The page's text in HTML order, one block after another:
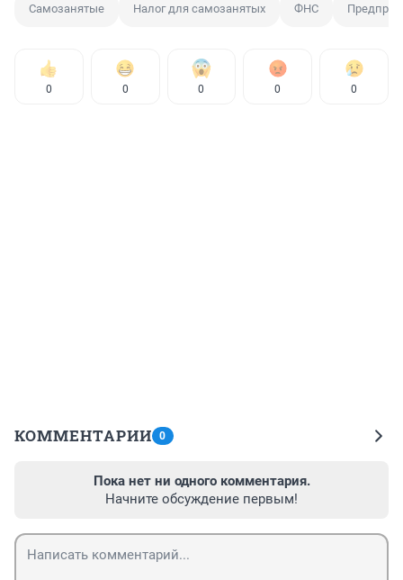
Самозанятые Налог для самозанятых ФНС
0 0 0 0 0
КОММЕНТАРИИ 0
Пока нет ни одного комментария.
Начните обсуждение первым!